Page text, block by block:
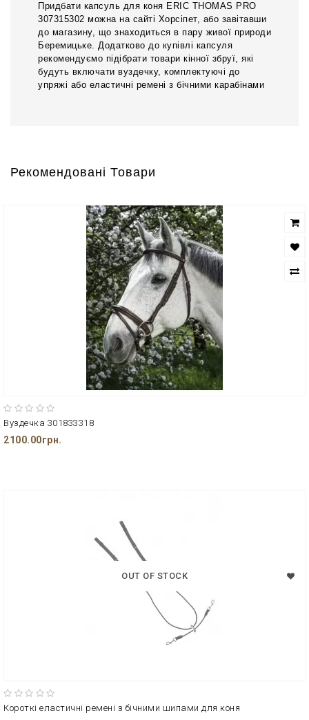
Придбати капсуль для коня ERIC THOMAS PRO
307315302 можна на сайті Хорсіпет, або завітавши
до магазину, що знаходиться в пару живої природи
Беремицьке. Додатково до купівлі капсуля
рекомендуємо підібрати товари кінної збруї, які
будуть включати вуздечку, комплектуючі до
упряжі або еластичні ремені з бічними карабінами
Рекомендовані Товари
Вуздечка 301833318
2100.00грн.
OUT OF STOCK
Короткі еластичні ремені з бічними шипами для коня